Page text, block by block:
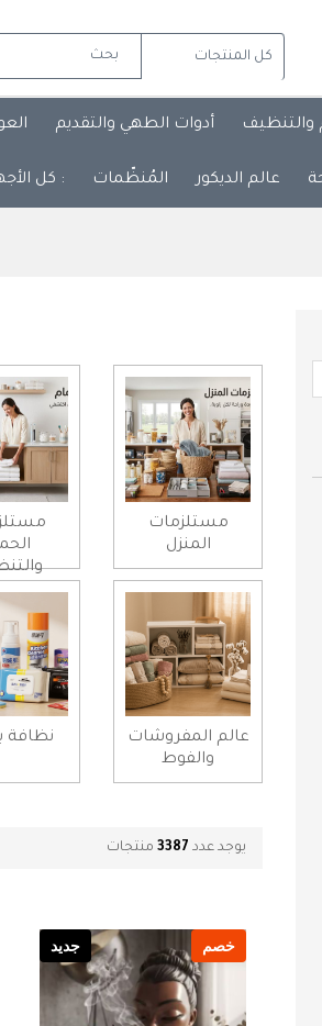
والتنظيف أدوات الطهي والتقديم
عالم الديكور المُنظّمات : كل
مستلزمات
المنزل
عالم المفروشات
والفوط
نظافة
يوجد عدد 3387 منتجات
خصم جديد